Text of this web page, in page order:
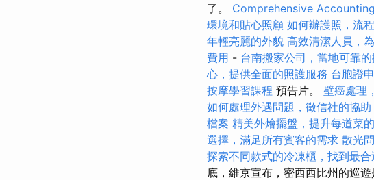
了。 Comprehensive
環境和貼心照顧 如何辦護照，流
年輕亮麗的外貌 高效清潔人員，
費用 - 台南搬家公司，當地可靠
心，提供全面的照護服務 台胞證
按摩學習課程 預告片。 壁癌處理
如何處理外遇問題，徵信社的協助
檔案 精美外燴擺盤，提升每道菜
選擇，滿足所有賓客的需求 散光
探索不同款式的冷凍櫃，找到最
底，維京宣布，密西西比州的巡